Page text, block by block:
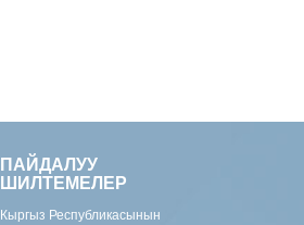
ПАЙДАЛУУ
ШИЛТЕМЕЛЕР
Кыргыз Республикасынын